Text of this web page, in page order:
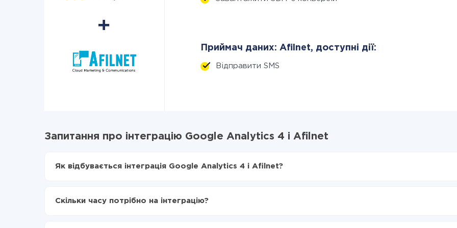
Приймач даних: Afilnet, доступні дії:
Відправити SMS
Запитання про інтеграцію Google Analytics 4 і Afilnet
Як відбувається інтеграція Google Analytics 4 і Afilnet?
Включаєте автооновлення
Скільки часу потрібно на інтеграцію?